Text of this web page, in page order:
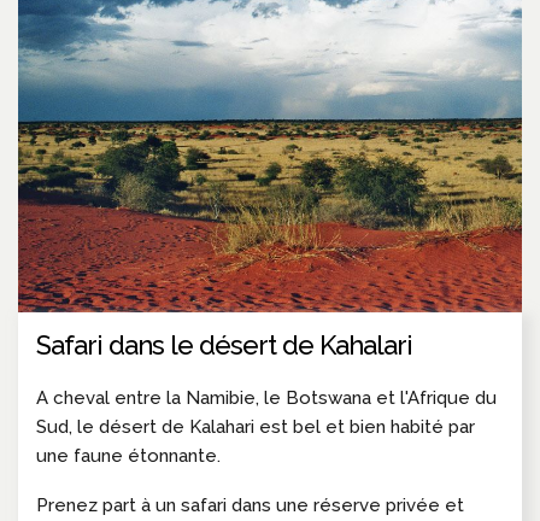
Safari dans le désert de Kahalari
A cheval entre la Namibie, le Botswana et l'Afrique du
Sud, le désert de Kalahari est bel et bien habité par
une faune étonnante.
Prenez part à un safari dans une réserve privée et